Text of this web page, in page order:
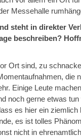
Messehalle
steht in direkter
beschreiben?
Ort sind, zu
die
Einige Leute
noch gerne etwas
es hier ein
es ist tolles
nicht in